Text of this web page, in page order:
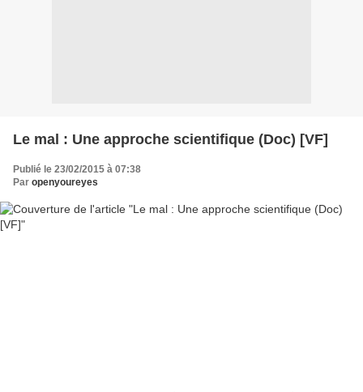
Le mal : Une approche scientifique (Doc) [VF]
Publié le 23/02/2015 à 07:38
Par openyoureyes